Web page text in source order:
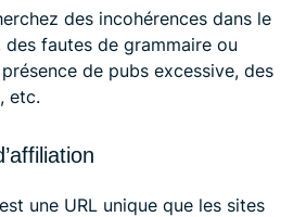
des incohérences dans le
fautes de grammaire ou
de pubs excessive, des
etc.
une URL unique que les sites